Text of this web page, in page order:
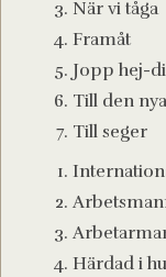
När vi tåga
Framåt
Jopp hej-di
Till den
Till seger
Härdad i